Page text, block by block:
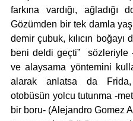
farkına vardığı, ağladığı
Gözümden bir tek damla
demir çubuk, kılıcın boğayı
beni deldi geçti”  sözleriyle
ve alaysama yöntemini
alarak anlatsa da Frida,
otobüsün yolcu tutunma -
bir boru- (Alejandro Gomez